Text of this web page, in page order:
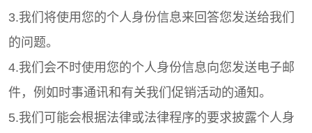
3.我们将使用您的个人身份信息来回答您发送给我们
的问题。
4.我们会不时使用您的个人身份信息向您发送电子邮
件，例如时事通讯和有关我们促销活动的通知。
5.我们可能会根据法律或法律程序的要求披露个人身